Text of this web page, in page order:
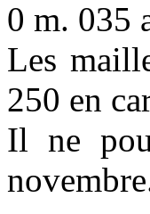
0 m. 035
Les
250 en
Il ne